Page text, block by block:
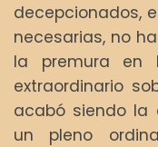
decepcionados,
necesarias, no
la premura en
extraordinario
acabó siendo la
un pleno